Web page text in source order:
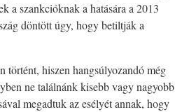
a szankcióknak a hatására a 2013
döntött úgy, hogy betiltják a
történt, hiszen hangsúlyozandó még
ne találnánk kisebb vagy nagyobb
megadtuk az esélyét annak, hogy